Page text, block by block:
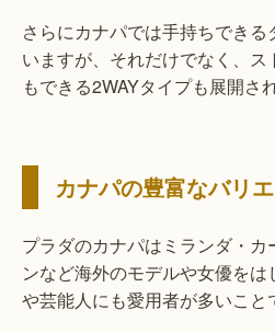
さらにカナパでは手持ちでき
いますが、それだけでなく、
もできる2WAYタイプも展開さ
カナパの豊富なバリ
プラダのカナパはミランダ・
ンなど海外のモデルや女優を
や芸能人にも愛用者が多いこと